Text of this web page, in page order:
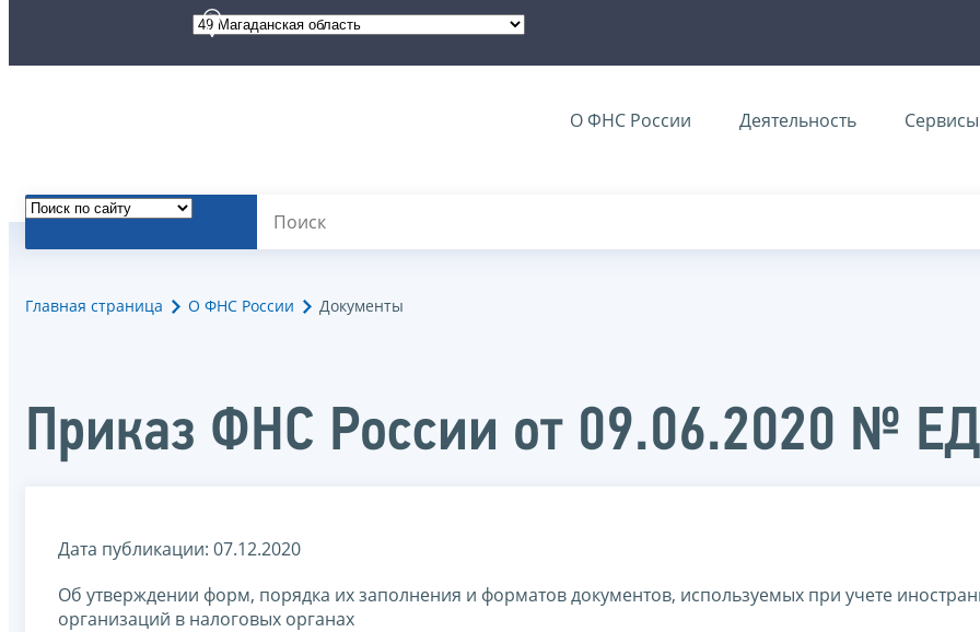
О ФНС России Деятельность Сервисы
Главная страница О ФНС России Документы
Приказ ФНС России от 09.06.2020 №
Дата публикации: 07.12.2020
Об утверждении форм, порядка их заполнения и форматов документов, используемых при учете
организаций в налоговых органах